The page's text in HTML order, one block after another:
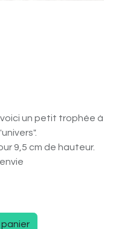
un petit trophée à
9,5 cm de hauteur.